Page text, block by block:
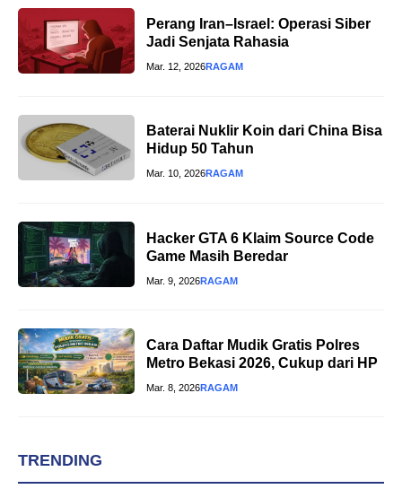
Perang Iran–Israel: Operasi Siber
Jadi Senjata Rahasia
Mar. 12, 2026RAGAM
Baterai Nuklir Koin dari China Bisa
Hidup 50 Tahun
Mar. 10, 2026RAGAM
Hacker GTA 6 Klaim Source Code
Game Masih Beredar
Mar. 9, 2026RAGAM
Cara Daftar Mudik Gratis Polres
Metro Bekasi 2026, Cukup dari HP
Mar. 8, 2026RAGAM
TRENDING